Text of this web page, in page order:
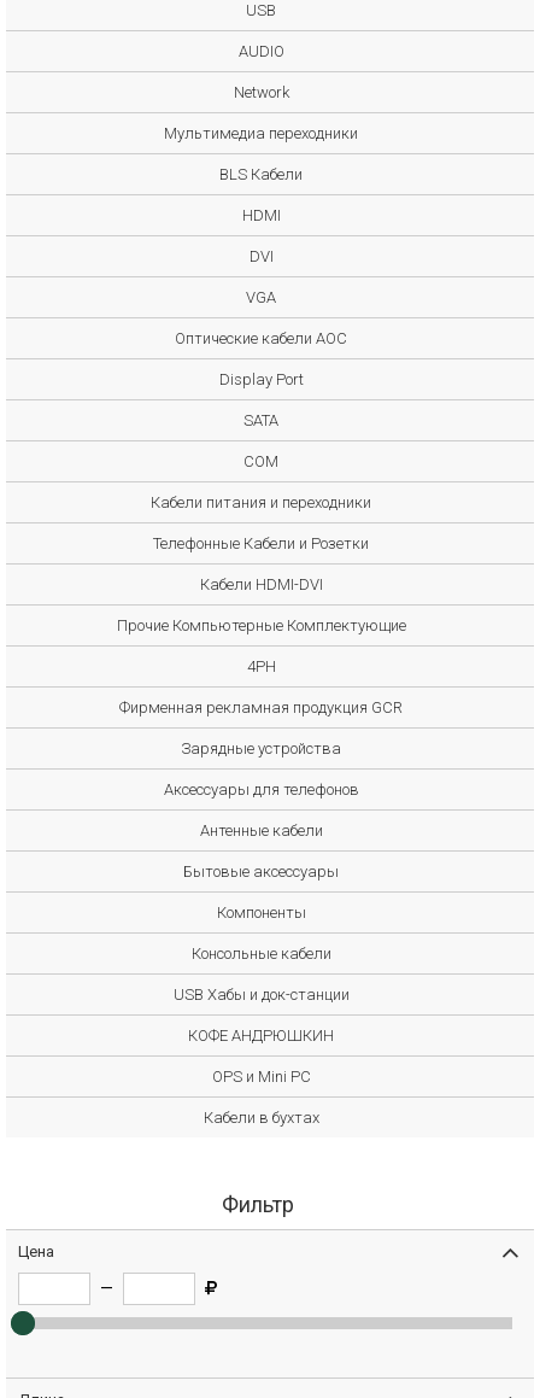
USB
AUDIO
Network
Мультимедиа переходники
BLS Кабели
HDMI
DVI
VGA
Оптические кабели AOC
Display Port
SATA
COM
Кабели питания и переходники
Телефонные Кабели и Розетки
Кабели HDMI-DVI
Прочие Компьютерные Комплектующие
4PH
Фирменная рекламная продукция GCR
Зарядные устройства
Аксессуары для телефонов
Антенные кабели
Бытовые аксессуары
Компоненты
Консольные кабели
USB Хабы и док-станции
КОФЕ АНДРЮШКИН
OPS и Mini PC
Кабели в бухтах
Фильтр
Цена
—